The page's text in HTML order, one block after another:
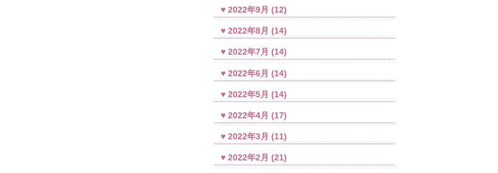
2022年9月 (12)
2022年8月 (14)
2022年7月 (14)
2022年6月 (14)
2022年5月 (14)
2022年4月 (17)
2022年3月 (11)
2022年2月 (21)